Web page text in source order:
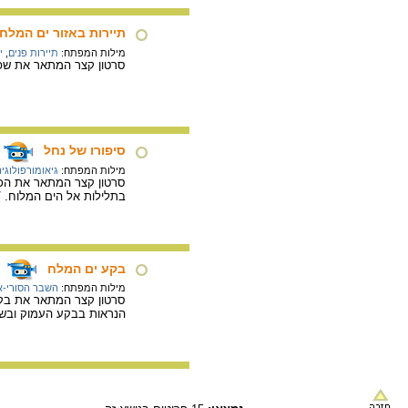
תיירות באזור ים המלח
מילות המפתח: תיירות פנים
סרטון קצר המתאר את
סיפורו של נחל
מילות המפתח:
סרטון קצר המתאר את
בתלילות אל הים המלוח.
בקע ים המלח
מילות המפתח: השבר הסורי-
סרטון קצר המתאר את
הנראות בבקע העמוק